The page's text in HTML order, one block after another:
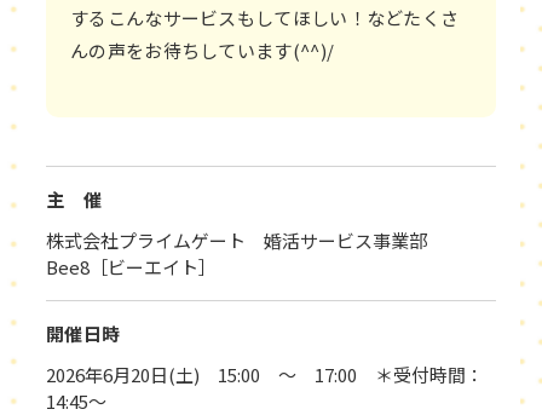
するこんなサービスもしてほしい！などたくさ
んの声をお待ちしています(^^)/
主 催
株式会社プライムゲート 婚活サービス事業部
Bee8［ビーエイト］
開催日時
2026年6月20日(土) 15:00 ～ 17:00 ＊受付時間：
14:45～